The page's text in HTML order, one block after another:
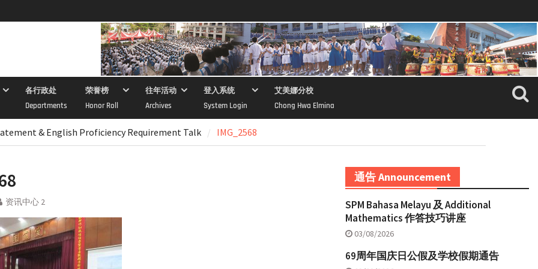
各行政处
Departments
荣誉榜
Honor Roll
往年活动
Archives
登入系统
System Login
艾美娜分校
Chong Hwa Elmina
& English Proficiency Requirement Talk IMG_2568
资讯中心 2
通告 Announcement
SPM Bahasa Melayu 及 Additional
Mathematics 作答技巧讲座
03/08/2026
69周年国庆日公假及学校假期通告